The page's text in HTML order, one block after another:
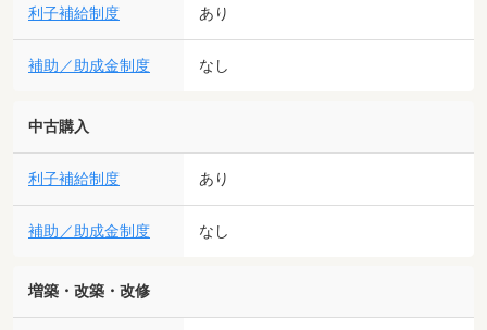
利子補給制度 あり
補助／助成金制度 なし
中古購入
利子補給制度 あり
補助／助成金制度 なし
増築・改築・改修